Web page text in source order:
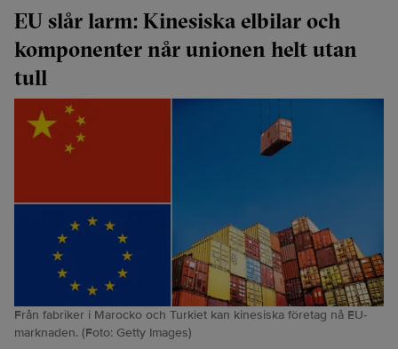
EU slår larm: Kinesiska elbilar och
komponenter når unionen helt utan
tull
Från fabriker i Marocko och Turkiet kan kinesiska företag nå EU-
marknaden. (Foto: Getty Images)